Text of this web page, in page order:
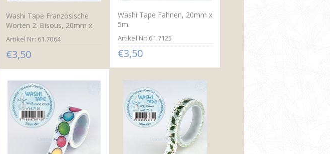
Washi Tape Französische
Worten 2. Bisous, 20mm x
5m.
Artikel Nr: 61.7064
€3,50
Washi Tape Fahnen, 20mm x
5m.
Artikel Nr: 61.7125
€3,50